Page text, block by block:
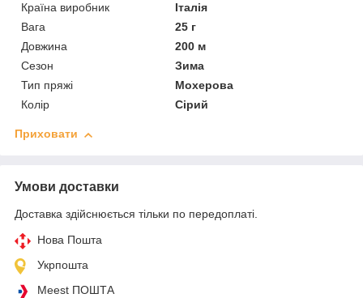
Країна виробник
Італія
Вага
25 г
Довжина
200 м
Сезон
Зима
Тип пряжі
Мохерова
Колір
Сірий
Приховати
Умови доставки
Доставка здійснюється тільки по передоплаті.
Нова Пошта
Укрпошта
Meest ПОШТА